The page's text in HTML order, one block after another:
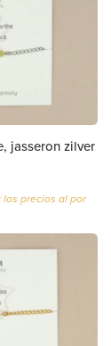
jasseron zilver
precios al por